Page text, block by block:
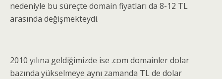
nedeniyle bu süreçte domain fiyatları da 8-12 TL
arasında değişmekteydi.
2010 yılına geldiğimizde ise .com domainler dolar
bazında yükselmeye aynı zamanda TL de dolar